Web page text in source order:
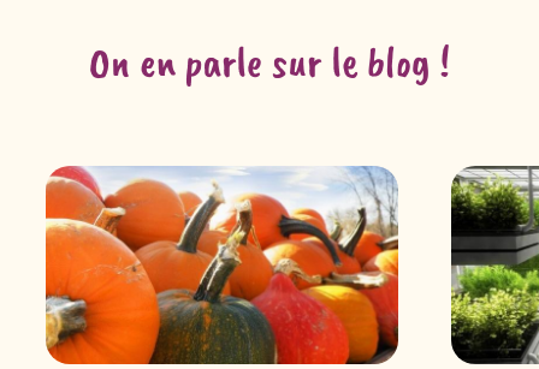
On en parle sur le blog !